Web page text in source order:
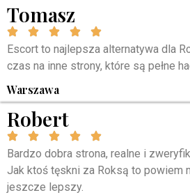
Tomasz
Escort to najlepsza alternatywa dla
czas na inne strony, które są pełne
Warszawa
Robert
Bardzo dobra strona, realne i
Jak ktoś tęskni za Roksą to powiem
jeszcze lepszy.